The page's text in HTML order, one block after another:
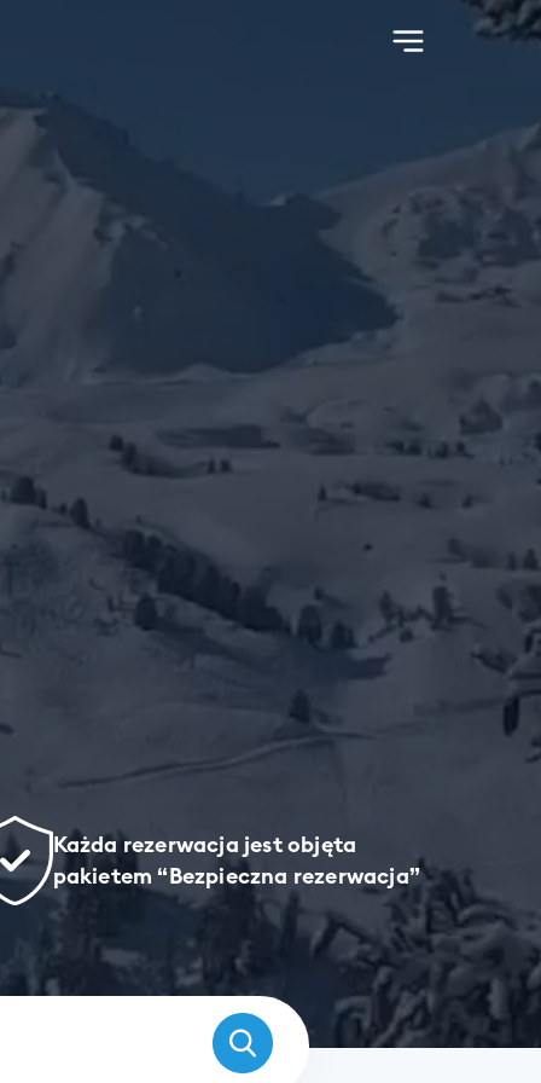
Każda rezerwacja jest objęta
pakietem “Bezpieczna rezerwacja”